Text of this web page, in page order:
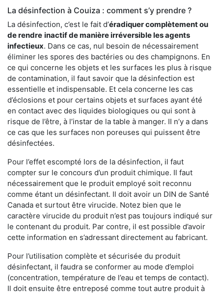
La désinfection à Couiza : comment s’y prendre ?
La désinfection, c’est le fait d’éradiquer complètement ou
de rendre inactif de manière irréversible les agents
infectieux. Dans ce cas, nul besoin de nécessairement
éliminer les spores des bactéries ou des champignons. En
ce qui concerne les objets et les surfaces les plus à risque
de contamination, il faut savoir que la désinfection est
essentielle et indispensable. Et cela concerne les cas
d’éclosions et pour certains objets et surfaces ayant été
en contact avec des liquides biologiques ou qui sont à
risque de l’être, à l’instar de la table à manger. II n’y a dans
ce cas que les surfaces non poreuses qui puissent être
désinfectées.
Pour l’effet escompté lors de la désinfection, il faut
compter sur le concours d’un produit chimique. Il faut
nécessairement que le produit employé soit reconnu
comme étant un désinfectant. Il doit avoir un DIN de Santé
Canada et surtout être virucide. Notez bien que le
caractère virucide du produit n’est pas toujours indiqué sur
le contenant du produit. Par contre, il est possible d’avoir
cette information en s’adressant directement au fabricant.
Pour l’utilisation complète et sécurisée du produit
désinfectant, il faudra se conformer au mode d’emploi
(concentration, température de l’eau et temps de contact).
Il doit ensuite être entreposé comme tout autre produit à